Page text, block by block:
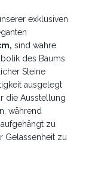
exklusiven
sind wahre
des Baums
Steine
ausgelegt
die Ausstellung
während
zu
Gelassenheit zu